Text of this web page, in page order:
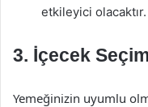
etkileyici olacaktır.
3. İçecek
Yemeğinizin uyumlu